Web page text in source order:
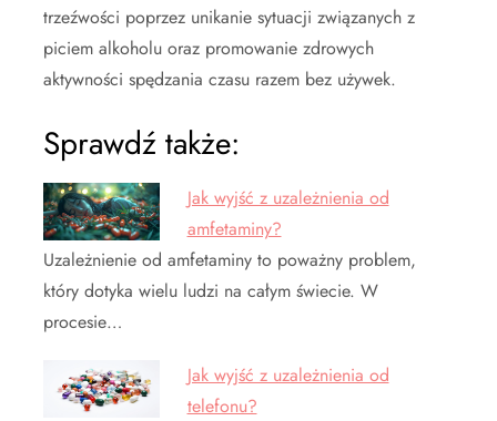
trzeźwości poprzez unikanie sytuacji związanych z
piciem alkoholu oraz promowanie zdrowych
aktywności spędzania czasu razem bez używek.
Sprawdź także:
Jak wyjść z uzależnienia od
amfetaminy?
Uzależnienie od amfetaminy to poważny problem,
który dotyka wielu ludzi na całym świecie. W
procesie…
Jak wyjść z uzależnienia od
telefonu?